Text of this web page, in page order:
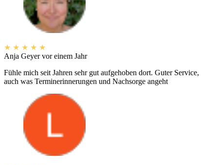
★ ★ ★ ★ ★
Anja Geyer vor einem Jahr
Fühle mich seit Jahren sehr gut aufgehoben dort. Guter Service,
auch was Terminerinnerungen und Nachsorge angeht